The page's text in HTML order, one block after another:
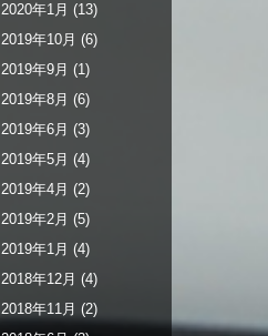
2020年1月 (13)
2019年10月 (6)
2019年9月 (1)
2019年8月 (6)
2019年6月 (3)
2019年5月 (4)
2019年4月 (2)
2019年2月 (5)
2019年1月 (4)
2018年12月 (4)
2018年11月 (2)